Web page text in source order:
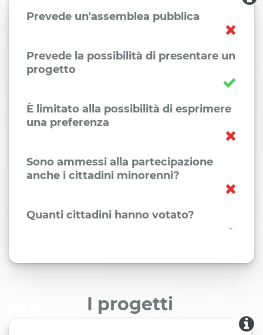
Prevede un'assemblea pubblica
Prevede la possibilità di presentare un
progetto
È limitato alla possibilità di esprimere
una preferenza
Sono ammessi alla partecipazione
anche i cittadini minorenni?
Quanti cittadini hanno votato?
-
I progetti